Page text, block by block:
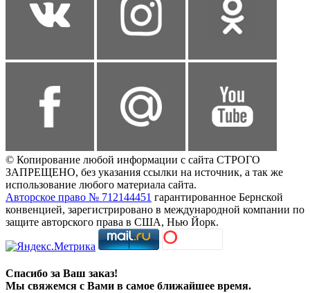
© Копирование любой информации с сайта СТРОГО
ЗАПРЕЩЕНО, без указания ссылки на источник, а так же
использование любого материала сайта.
Авторское право № 712144451 гарантированное Бернской
конвенцией, зарегистрировано в международной компании по
защите авторского права в США, Нью Йорк.
Спасибо за Ваш заказ!
Мы свяжемся с Вами в самое ближайшее время.